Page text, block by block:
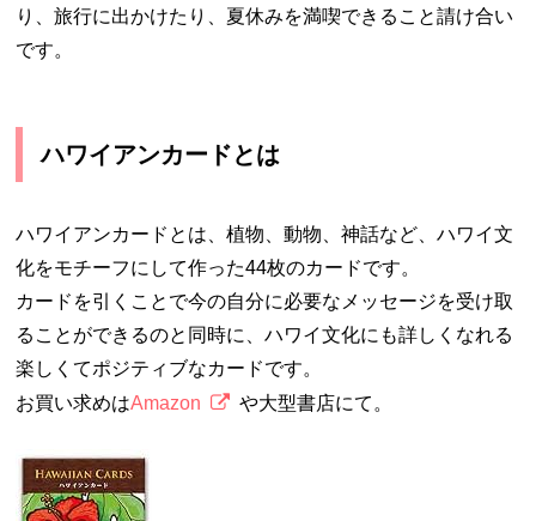
り、旅行に出かけたり、夏休みを満喫できること請け合い
です。
ハワイアンカードとは
ハワイアンカードとは、植物、動物、神話など、ハワイ文
化をモチーフにして作った44枚のカードです。
カードを引くことで今の自分に必要なメッセージを受け取
ることができるのと同時に、ハワイ文化にも詳しくなれる
楽しくてポジティブなカードです。
お買い求めはAmazon や大型書店にて。